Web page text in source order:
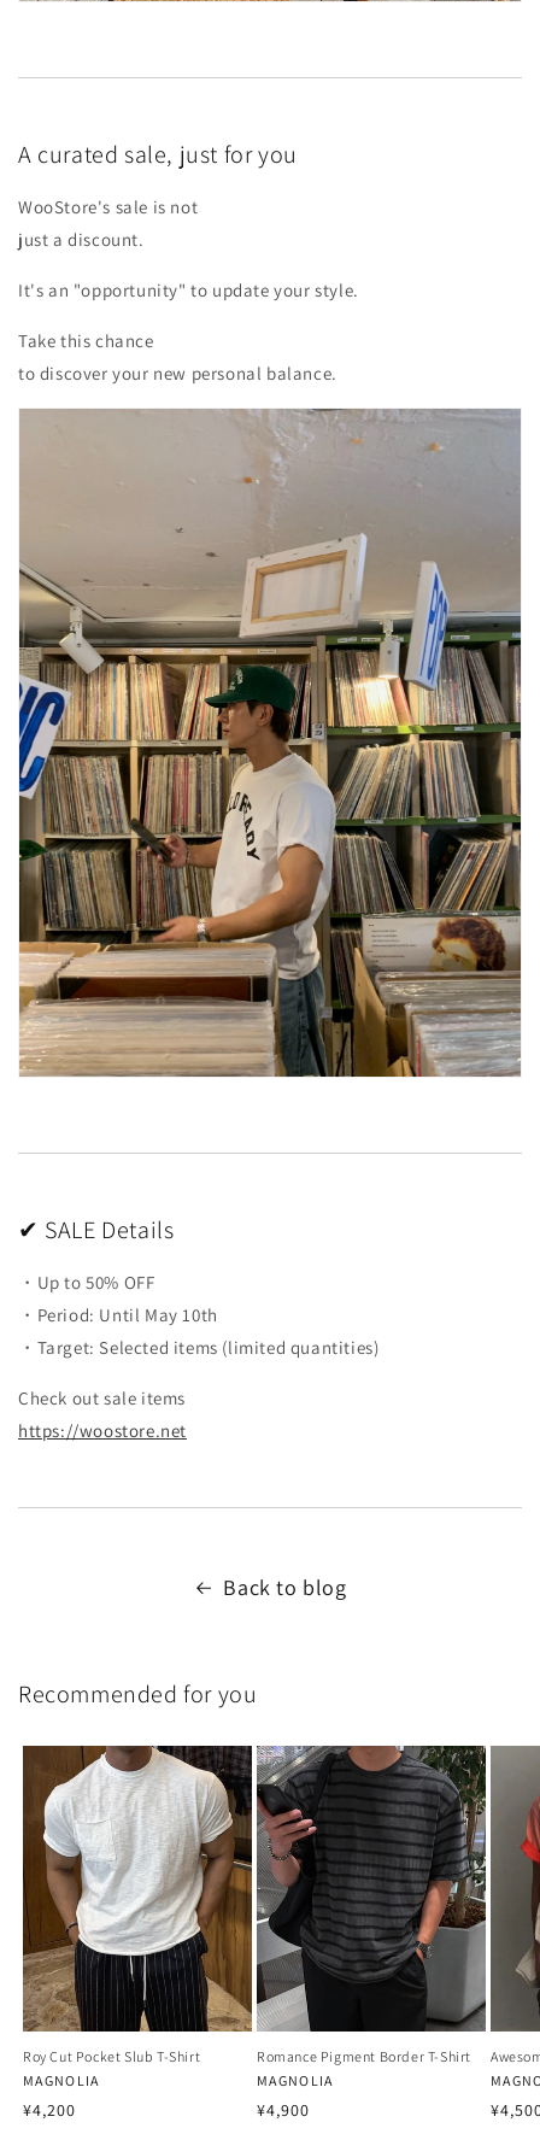
A curated sale, just for you
WooStore's sale is not
just a discount.
It's an "opportunity" to update your style.
Take this chance
to discover your new personal balance.
✔ SALE Details
・Up to 50% OFF
・Period: Until May 10th
・Target: Selected items (limited quantities)
Check out sale items
https://woostore.net
Back to blog
Recommended for you
Roy Cut Pocket Slub T-Shirt
Vendor:
MAGNOLIA
Regular
¥4,200
Romance Pigment Border T-Shirt
Vendor:
MAGNOLIA
Regular
¥4,900